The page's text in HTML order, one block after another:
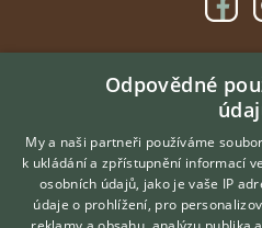
DOMOVSKÁ
O nás
Odpovědné
My a naši partneři používáme
k ukládání a zpřístupnění informací
osobních údajů, jako je vaše IP
údaje o prohlížení, pro